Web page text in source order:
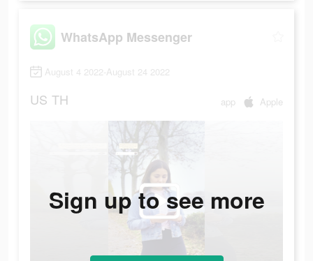
WhatsApp Messenger
August 4 2022-August 24 2022
US TH app Apple
Sign up to see more